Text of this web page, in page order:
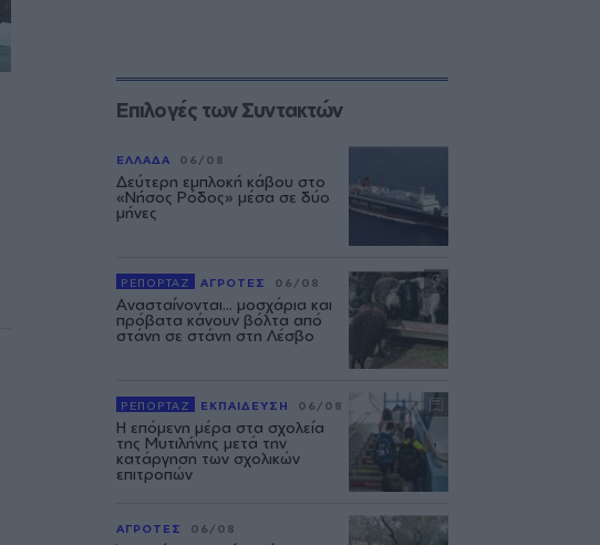
Επιλογές των Συντακτών
ΕΛΛΑΔΑ 06/08
Δεύτερη εμπλοκή κάβου στο
«Νήσος Ρόδος» μέσα σε δύο
μήνες
ΡΕΠΟΡΤΑΖ ΑΓΡΟΤΕΣ 06/08
Ανασταίνονται... μοσχάρια και
πρόβατα κάνουν βόλτα από
στάνη σε στάνη στη Λέσβο
ΡΕΠΟΡΤΑΖ ΕΚΠΑΙΔΕΥΣΗ 06/08
Η επόμενη μέρα στα σχολεία
της Μυτιλήνης μετά την
κατάργηση των σχολικών
επιτροπών
ΑΓΡΟΤΕΣ 06/08